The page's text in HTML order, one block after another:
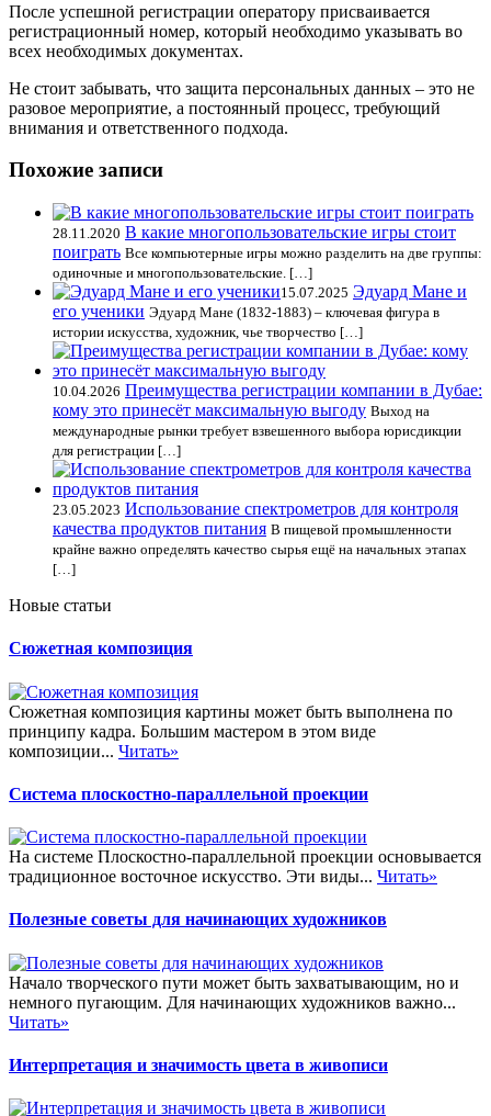
После успешной регистрации оператору присваивается
регистрационный номер, который необходимо указывать во
всех необходимых документах.
Не стоит забывать, что защита персональных данных – это не
разовое мероприятие, а постоянный процесс, требующий
внимания и ответственного подхода.
Похожие записи
28.11.2020 В какие многопользовательские игры стоит
поиграть Все компьютерные игры можно разделить на две группы:
одиночные и многопользовательские. […]
15.07.2025 Эдуард Мане и
его ученики Эдуард Мане (1832-1883) – ключевая фигура в
истории искусства, художник, чье творчество […]
10.04.2026 Преимущества регистрации компании в Дубае:
кому это принесёт максимальную выгоду Выход на
международные рынки требует взвешенного выбора юрисдикции
для регистрации […]
23.05.2023 Использование спектрометров для контроля
качества продуктов питания В пищевой промышленности
крайне важно определять качество сырья ещё на начальных этапах
[…]
Новые статьи
Сюжетная композиция
Сюжетная композиция картины может быть выполнена по
принципу кадра. Большим мастером в этом виде
композиции... Читать»
Система плоскостно-параллельной проекции
На системе Плоскостно-параллельной проекции основывается
традиционное восточное искусство. Эти виды... Читать»
Полезные советы для начинающих художников
Начало творческого пути может быть захватывающим, но и
немного пугающим. Для начинающих художников важно...
Читать»
Интерпретация и значимость цвета в живописи